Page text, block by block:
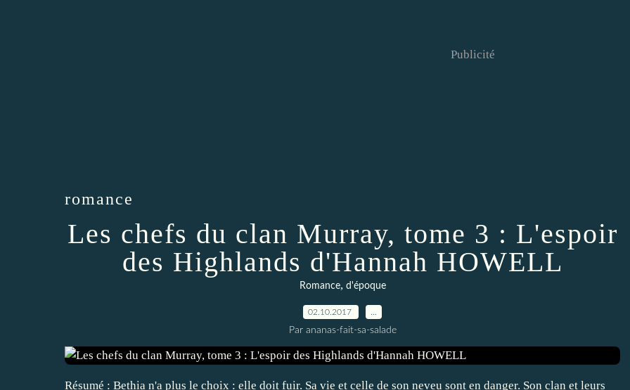
Publicité
romance
Les chefs du clan Murray, tome 3 : L'espoir
des Highlands d'Hannah HOWELL
Romance, d'époque
02.10.2017
Par ananas-fait-sa-salade
Résumé : Bethia n'a plus le choix : elle doit fuir. Sa vie et celle de son neveu sont en danger. Son clan et leurs